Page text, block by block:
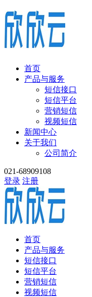
首页
产品与服务
短信接口
短信平台
营销短信
视频短信
新闻中心
关于我们
公司简介
021-68909108
登录 注册
首页
产品与服务
短信接口
短信平台
营销短信
视频短信